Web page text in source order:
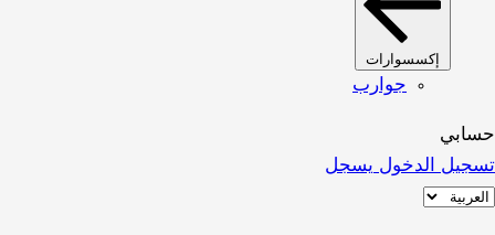
إكسسوارات
جوارب
حسابي
تسجيل الدخول يسجل